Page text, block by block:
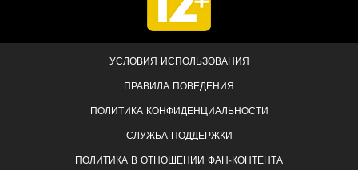
УСЛОВИЯ ИСПОЛЬЗОВАНИЯ
ПРАВИЛА ПОВЕДЕНИЯ
ПОЛИТИКА КОНФИДЕНЦИАЛЬНОСТИ
СЛУЖБА ПОДДЕРЖКИ
ПОЛИТИКА В ОТНОШЕНИИ ФАН-КОНТЕНТА